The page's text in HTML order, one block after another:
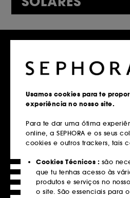
5,150 Produtos
Entregas grátis
em compras
Saber mais
Devoluções
Gratuitas até 30 dias
Saber mais
Usamos cookies para te
experiência no nosso site.
Para te dar uma ótima
online, a SEPHORA e os seus
cookies e outros trackers, tais
Cookies Técnicos : são
que tu tenhas acesso às
produtos e serviços no
o site. São essenciais para